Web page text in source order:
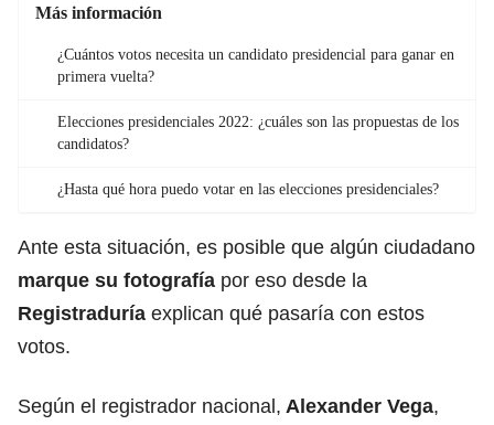
Más información
¿Cuántos votos necesita un candidato presidencial para ganar en
primera vuelta?
Elecciones presidenciales 2022: ¿cuáles son las propuestas de los
candidatos?
¿Hasta qué hora puedo votar en las elecciones presidenciales?
Ante esta situación, es posible que algún ciudadano
marque su fotografía por eso desde la
Registraduría explican qué pasaría con estos
votos.
Según el registrador nacional, Alexander Vega,